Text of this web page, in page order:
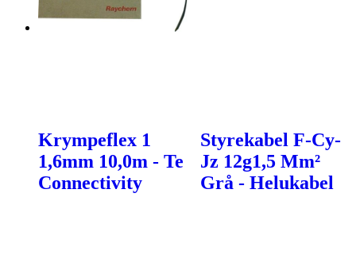
Krympeflex 1
1,6mm 10,0m - Te
Connectivity
Styrekabel F-Cy-
Jz 12g1,5 Mm²
Grå - Helukabel